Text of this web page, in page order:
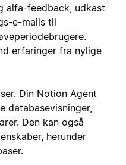
alfa-feedback, udkast
e-mails til
erfaringer fra nylige
Din Notion Agent
databasevisninger,
Den kan også
herunder